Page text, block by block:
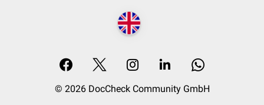
© 2026 DocCheck Community GmbH